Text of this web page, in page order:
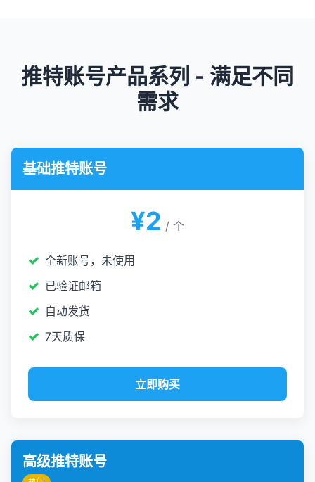
推特账号产品系列 - 满足不同
需求
基础推特账号
¥2 / 个
全新账号，未使用
已验证邮箱
自动发货
7天质保
立即购买
高级推特账号